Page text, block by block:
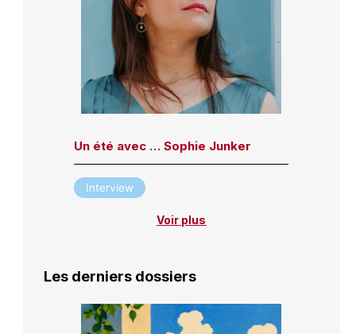
Un été avec … Sophie Junker
Interview
Voir plus
Les derniers dossiers